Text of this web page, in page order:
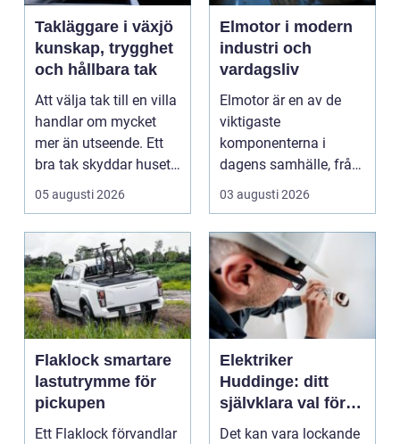
Takläggare i växjö
kunskap, trygghet
och hållbara tak
Att välja tak till en villa
handlar om mycket
mer än utseende. Ett
bra tak skyddar huset
mot regn, s...
05 augusti 2026
Elmotor i modern
industri och
vardagsliv
Elmotor är en av de
viktigaste
komponenterna i
dagens samhälle, från
små hushållsapparater
till stor...
03 augusti 2026
Flaklock smartare
lastutrymme för
pickupen
Ett Flaklock förvandlar
Elektriker
Huddinge: ditt
självklara val för
säker elinstallation
Det kan vara lockande